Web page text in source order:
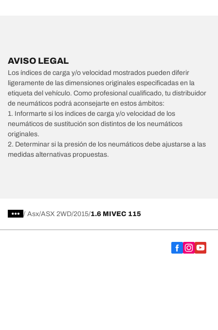
AVISO LEGAL
Los índices de carga y/o velocidad mostrados pueden diferir
ligeramente de las dimensiones originales especificadas en la
etiqueta del vehículo. Como profesional cualificado, tu distribuidor
de neumáticos podrá aconsejarte en estos ámbitos:
1. Informarte si los índices de carga y/o velocidad de los
neumáticos de sustitución son distintos de los neumáticos
originales.
2. Determinar si la presión de los neumáticos debe ajustarse a las
medidas alternativas propuestas.
/ Asx ASX 2WD 2015 1.6 MIVEC 115